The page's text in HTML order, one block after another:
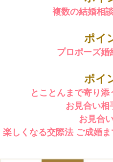
複数の結婚相
ポイ
プロポーズ婚
ポイ
とことんまで寄り添
お見合い相
お見合
楽しくなる交際法 ご成婚